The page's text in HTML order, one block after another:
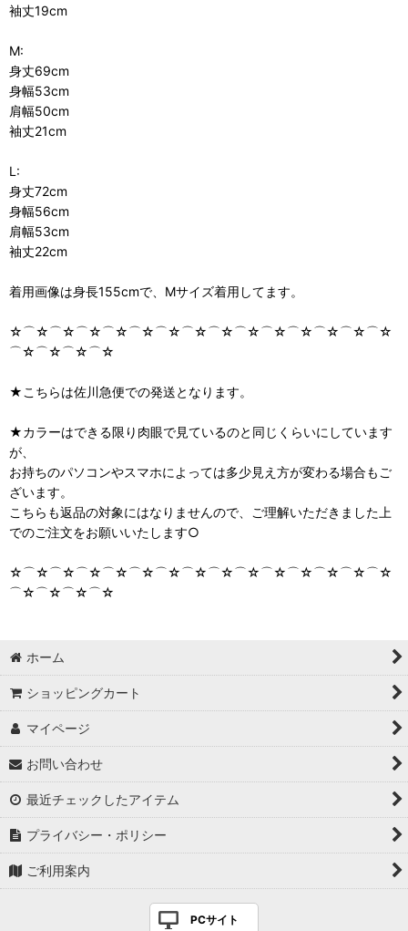
袖丈19cm
M:
身丈69cm
身幅53cm
肩幅50cm
袖丈21cm
L:
身丈72cm
身幅56cm
肩幅53cm
袖丈22cm
着用画像は身長155cmで、Mサイズ着用してます。
☆⌒☆⌒☆⌒☆⌒☆⌒☆⌒☆⌒☆⌒☆⌒☆⌒☆⌒☆⌒☆⌒☆⌒☆
⌒☆⌒☆⌒☆⌒☆
★こちらは佐川急便での発送となります。
★カラーはできる限り肉眼で見ているのと同じくらいにしています
が、
お持ちのパソコンやスマホによっては多少見え方が変わる場合もご
ざいます。
こちらも返品の対象にはなりませんので、ご理解いただきました上
でのご注文をお願いいたします○
☆⌒☆⌒☆⌒☆⌒☆⌒☆⌒☆⌒☆⌒☆⌒☆⌒☆⌒☆⌒☆⌒☆⌒☆
⌒☆⌒☆⌒☆⌒☆
ホーム
ショッピングカート
マイページ
お問い合わせ
最近チェックしたアイテム
プライバシー・ポリシー
ご利用案内
PCサイト